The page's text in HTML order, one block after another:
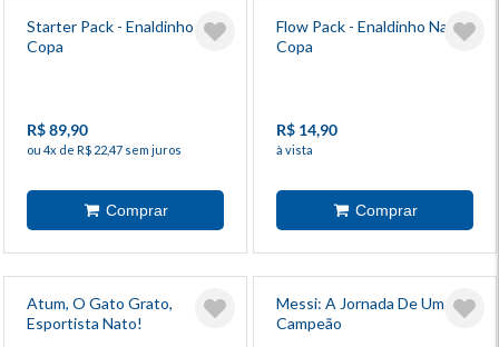
Starter Pack - Enaldinho Na
Copa
R$ 89,90
ou 4x de R$ 22,47 sem juros
Flow Pack - Enaldinho Na
Copa
R$ 14,90
à vista
Atum, O Gato Grato,
Esportista Nato!
Messi: A Jornada De Um
Campeão